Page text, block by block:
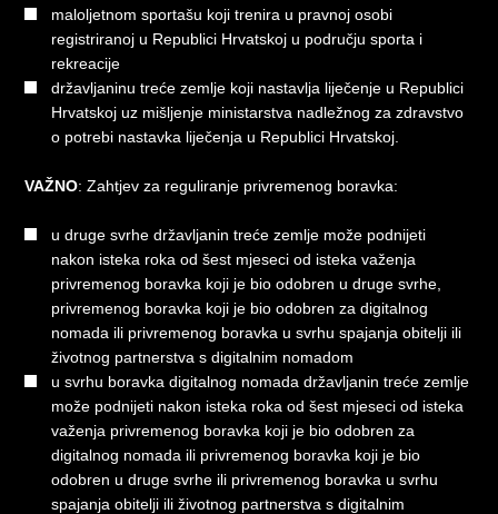
maloljetnom sportašu koji trenira u pravnoj osobi
registriranoj u Republici Hrvatskoj u području sporta i
rekreacije
državljaninu treće zemlje koji nastavlja liječenje u Republici
Hrvatskoj uz mišljenje ministarstva nadležnog za zdravstvo
o potrebi nastavka liječenja u Republici Hrvatskoj.
VAŽNO: Zahtjev za reguliranje privremenog boravka:
u druge svrhe državljanin treće zemlje može podnijeti
nakon isteka roka od šest mjeseci od isteka važenja
privremenog boravka koji je bio odobren u druge svrhe,
privremenog boravka koji je bio odobren za digitalnog
nomada ili privremenog boravka u svrhu spajanja obitelji ili
životnog partnerstva s digitalnim nomadom
u svrhu boravka digitalnog nomada državljanin treće zemlje
može podnijeti nakon isteka roka od šest mjeseci od isteka
važenja privremenog boravka koji je bio odobren za
digitalnog nomada ili privremenog boravka koji je bio
odobren u druge svrhe ili privremenog boravka u svrhu
spajanja obitelji ili životnog partnerstva s digitalnim